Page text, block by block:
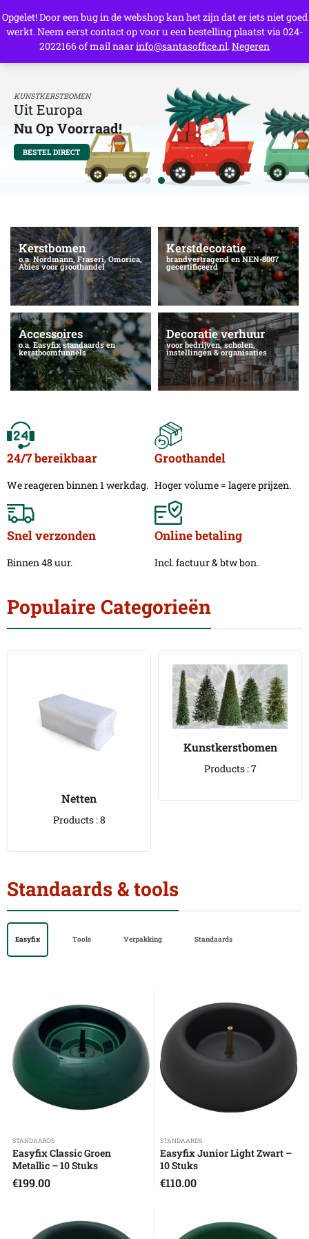
Opgelet! Door een bug in de webshop kan het zijn dat er iets niet goed
werkt. Neem eerst contact op voor u een bestelling plaatst via 024-
2022166 of mail naarinfo@santasoffice.nl.Negeren
0
KUNSTKERSTBOMEN
Uit Europa
Nu Op Voorraad!
BESTEL DIRECT
Kerstbomen
o.a. Nordmann, Fraseri, Omorica,
Abies voor groothandel
Kerstdecoratie
brandvertragend en NEN-8007
gecertificeerd
Accessoires
o.a. Easyfix standaards en
kerstboomfunnels
Decoratie verhuur
voor bedrijven, scholen,
instellingen & organisaties
24/7 bereikbaar
We reageren binnen 1 werkdag.
Groothandel
Hoger volume = lagere prijzen.
Snel verzonden
Binnen 48 uur.
Online betaling
Incl. factuur & btw bon.
Populaire Categorieën
Netten
Products : 8
Kunstkerstbomen
Products : 7
Standaards & tools
Easyfix Tools Verpakking Standaards
STANDAARDS
Easyfix Classic Groen
Metallic – 10 Stuks
€199.00
STANDAARDS
Easyfix Junior Light Zwart –
10 Stuks
€110.00